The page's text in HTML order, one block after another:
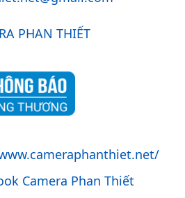
PHAN THIẾT
Camera Phan Thiết